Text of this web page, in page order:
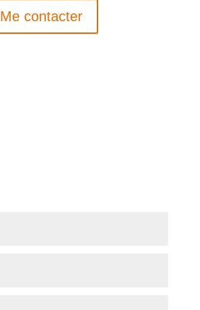
Me contacter